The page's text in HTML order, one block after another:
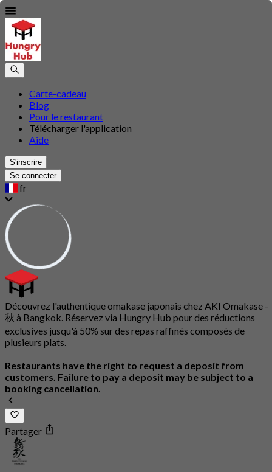
Carte-cadeau
Blog
Pour le restaurant
Télécharger l'application
Aide
S'inscrire
Se connecter
fr
Découvrez l'authentique omakase japonais chez AKI Omakase -
秋 à Bangkok. Réservez via Hungry Hub pour des réductions
exclusives jusqu'à 50% sur des repas raffinés composés de
plusieurs plats.
Restaurants have the right to request a deposit from
customers. Failure to pay a deposit may be subject to a
booking cancellation.
Partager